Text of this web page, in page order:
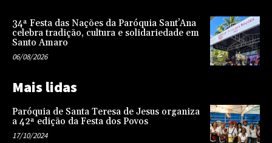
34ª Festa das Nações da Paróquia Sant’Ana
celebra tradição, cultura e solidariedade em
Santo Amaro
06/08/2026
Mais lidas
Paróquia de Santa Teresa de Jesus organiza
a 42ª edição da Festa dos Povos
17/10/2024